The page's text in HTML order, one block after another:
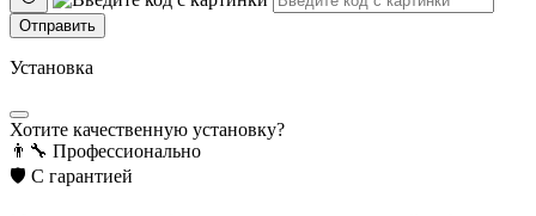
Отправить
Установка
Хотите качественную установку?
👨‍🔧 Профессионально
🛡️ С гарантией